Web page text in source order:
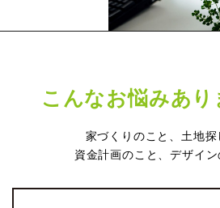
こんなお悩みあり
家づくりのこと、土地探
資金計画のこと、デザイ